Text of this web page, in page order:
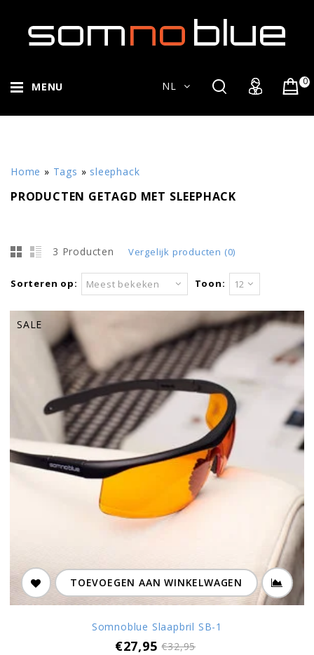
MENU 0
NL
Home » Tags » sleephack
PRODUCTEN GETAGD MET SLEEPHACK
3 Producten Vergelijk producten (0)
Sorteren op: Meest bekeken Toon: 12
TOEVOEGEN AAN WINKELWAGEN
Somnoblue Slaapbril SB-1
€27,95€32,95
SALE